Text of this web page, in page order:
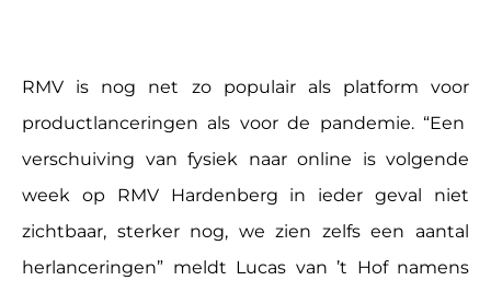
RMV is nog net zo populair als platform voor
productlanceringen als voor de pandemie. “Een
verschuiving van fysiek naar online is volgende
week op RMV Hardenberg in ieder geval niet
zichtbaar, sterker nog, we zien zelfs een aantal
herlanceringen” meldt Lucas van ’t Hof namens